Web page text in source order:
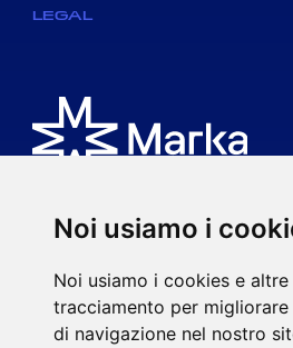
Noi usiamo i
Noi usiamo i cookies e
tracciamento per migliorare
di navigazione nel nostro
È un brand di MK spa.
Via Ciro Menotti, 77
20017 Rho (MI)
P.IVA 08593920963
LEGAL